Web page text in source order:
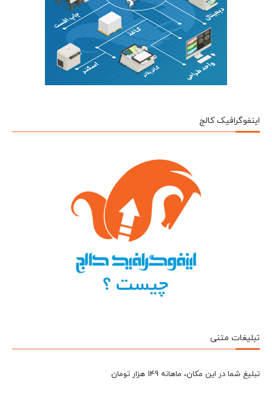
اینفوگرافیک کالج
تبلیغات متنی
تبلیغ شما در این مکان، ماهانه 149 هزار تومان